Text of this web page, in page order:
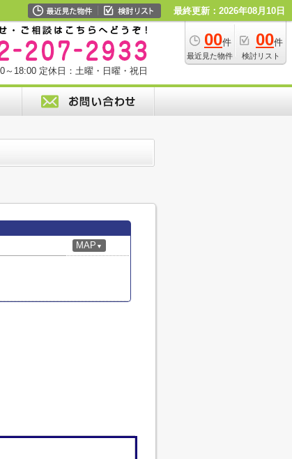
最終更新：2026年08月10日
00件
最近見た物件
00件
検討リスト
～18:00 定休日：土曜・日曜・祝日
MAP ▼